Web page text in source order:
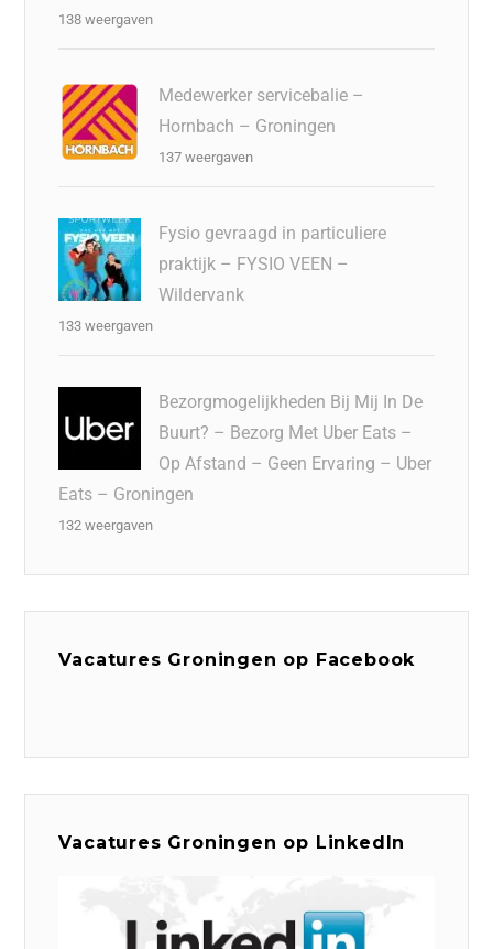
138 weergaven
Medewerker servicebalie –
Hornbach – Groningen
137 weergaven
Fysio gevraagd in particuliere
praktijk – FYSIO VEEN –
Wildervank
133 weergaven
Bezorgmogelijkheden Bij Mij In De
Buurt? – Bezorg Met Uber Eats –
Op Afstand – Geen Ervaring – Uber
Eats – Groningen
132 weergaven
Vacatures Groningen op Facebook
Vacatures Groningen op LinkedIn